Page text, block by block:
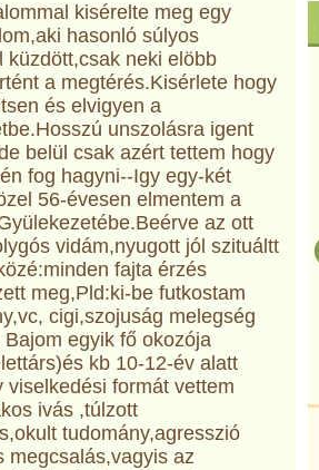
kisérelte meg egy
hasonló súlyos
küzdött,csak neki elöbb
a megtérés.Kisérlete hogy
és elvigyen a
unszolásra igent
belül csak azért tettem hogy
fog hagyni--Igy egy-két
56-évesen elmentem a
az ott
vidám,nyugott jól szituáltt
fajta érzés
meg,Pld:ki-be futkostam
cigi,szojuság melegség
egyik fő okozója
kb 10-12-év alatt
viselkedési formát vettem
ivás ,túlzott
tudomány,agresszió
megcsalás,vagyis az